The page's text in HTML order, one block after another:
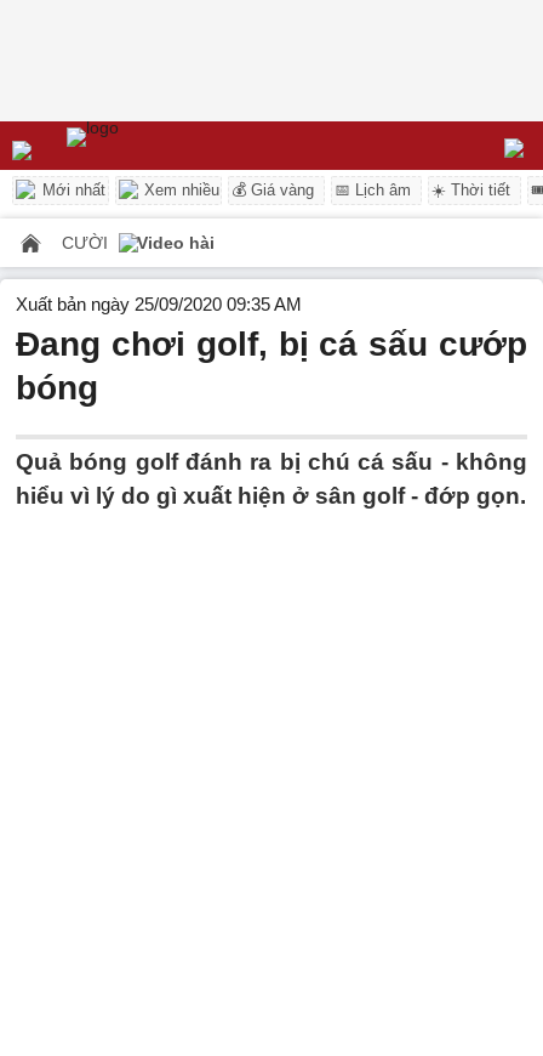
Mới nhất Xem nhiều 💰 Giá vàng 📅 Lịch âm ☀️ Thời tiết
CƯỜI Video hài
Xuất bản ngày 25/09/2020 09:35 AM
Đang chơi golf, bị cá sấu cướp
bóng
Quả bóng golf đánh ra bị chú cá sấu - không
hiểu vì lý do gì xuất hiện ở sân golf - đớp gọn.